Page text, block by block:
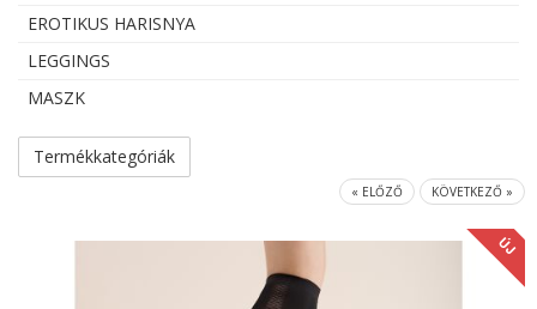
EROTIKUS HARISNYA
LEGGINGS
MASZK
Termékkategóriák
« ELŐZŐ KÖVETKEZŐ »
ÚJ